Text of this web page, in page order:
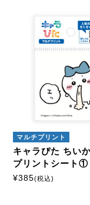
マルチプリント
キャラぴた ちい
プリントシート①
¥385(税込)